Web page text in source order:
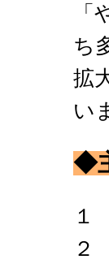
ち
拡
い
◆
１
２